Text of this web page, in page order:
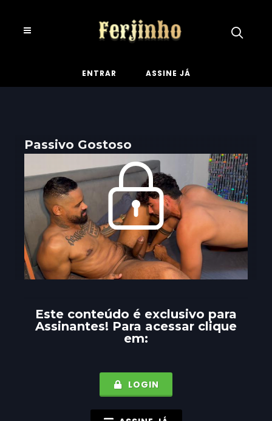
ENTRAR ASSINE JÁ
Passivo Gostoso
Este conteúdo é exclusivo para
Assinantes! Para acessar clique
em:
LOGIN